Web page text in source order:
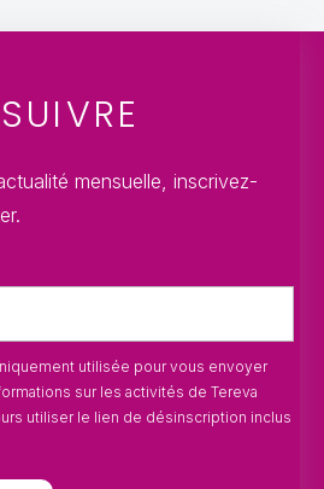
mensuelle, inscrivez-
utilisée pour vous envoyer
sur les activités de Tereva
utiliser le lien de désinscription inclus